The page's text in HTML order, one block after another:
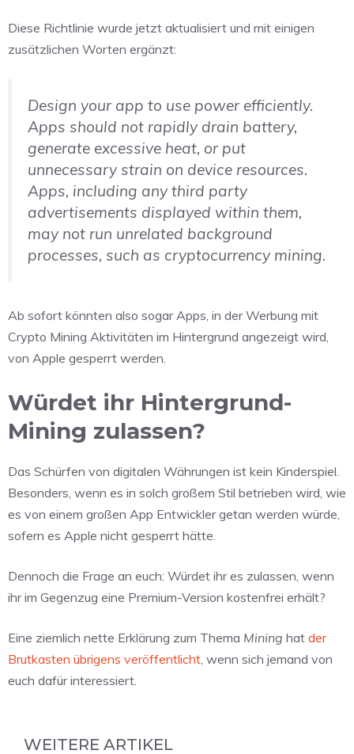
Diese Richtlinie wurde jetzt aktualisiert und mit einigen
zusätzlichen Worten ergänzt:
Design your app to use power efficiently.
Apps should not rapidly drain battery,
generate excessive heat, or put
unnecessary strain on device resources.
Apps, including any third party
advertisements displayed within them,
may not run unrelated background
processes, such as cryptocurrency mining.
Ab sofort könnten also sogar Apps, in der Werbung mit
Crypto Mining Aktivitäten im Hintergrund angezeigt wird,
von Apple gesperrt werden.
Würdet ihr Hintergrund-
Mining zulassen?
Das Schürfen von digitalen Währungen ist kein Kinderspiel.
Besonders, wenn es in solch großem Stil betrieben wird, wie
es von einem großen App Entwickler getan werden würde,
sofern es Apple nicht gesperrt hätte.
Dennoch die Frage an euch: Würdet ihr es zulassen, wenn
ihr im Gegenzug eine Premium-Version kostenfrei erhält?
Eine ziemlich nette Erklärung zum Thema Mining hat der
Brutkasten übrigens veröffentlicht , wenn sich jemand von
euch dafür interessiert.
WEITERE ARTIKEL